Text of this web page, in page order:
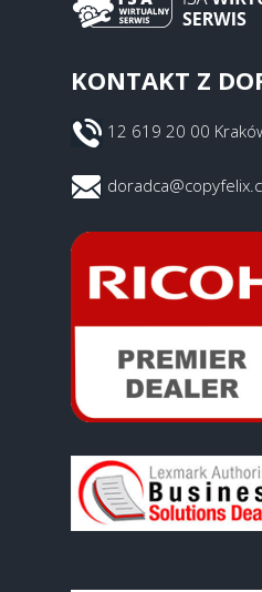
KONTAKT Z
12 619 20 00